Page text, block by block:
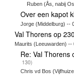
Ruben (Ås, nabij
Over een kapot
Jorge (Middelburg) --
Val Thorens op
Maurits (Leeuwarden) --
Re: Val Thorens
130)
Chris vd Bos